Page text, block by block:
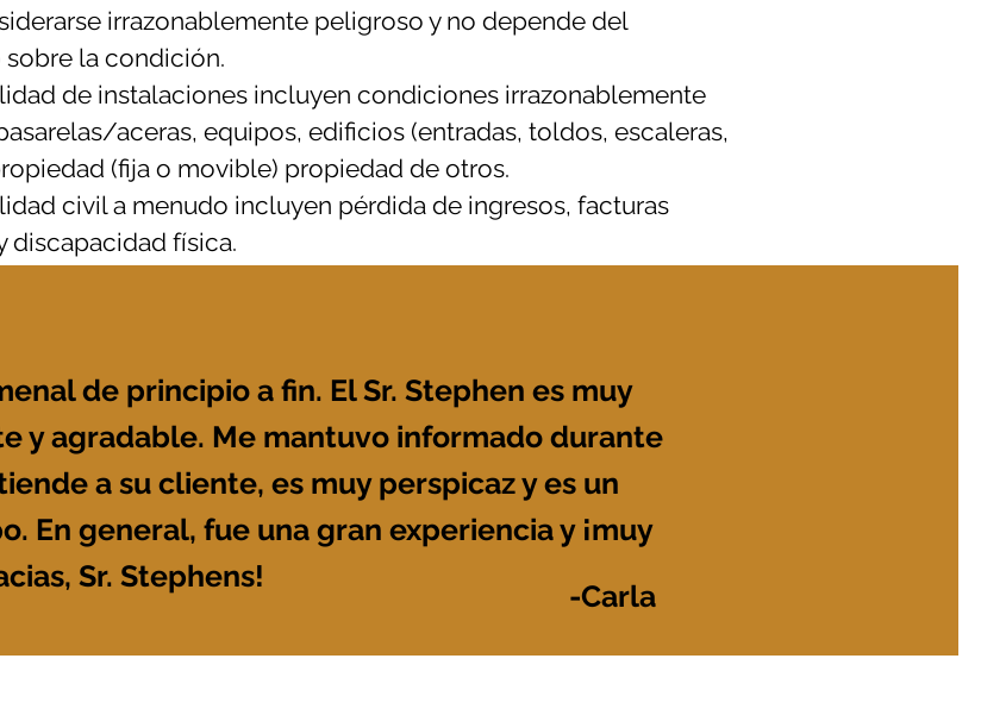
irrazonablemente peligroso y no depende del
la condición.
de instalaciones incluyen condiciones irrazonablemente
aceras, equipos, edificios (entradas, toldos, escaleras,
(fija o movible) propiedad de otros.
civil a menudo incluyen pérdida de ingresos, facturas
discapacidad física.
de principio a fin. El Sr. Stephen es muy
y agradable. Me mantuvo informado durante
a su cliente, es muy perspicaz y es un
En general, fue una gran experiencia y ¡muy
Sr. Stephens!
-Carla